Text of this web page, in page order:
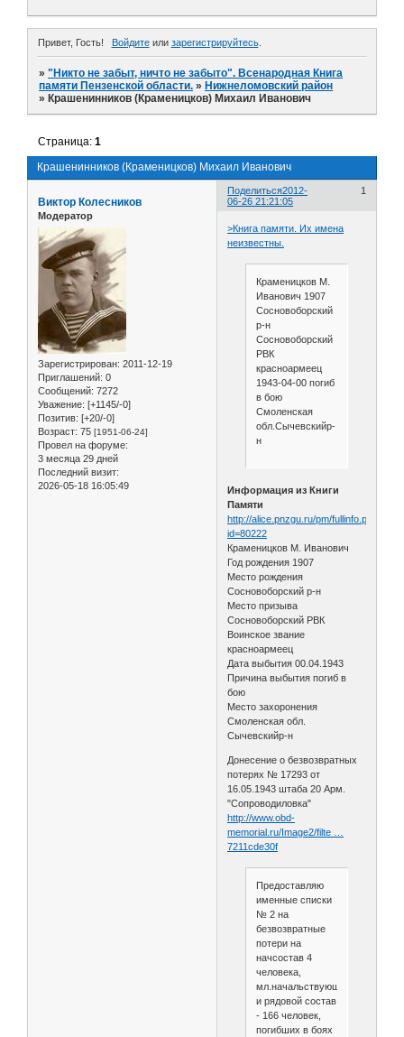
Привет, Гость! Войдитеили зарегистрируйтесь.
»"Никто не забыт, ничто не забыто". Всенародная Книга
памяти Пензенской области. » Нижнеломовский район
» Крашенинников (Краменицков) Михаил Иванович
Крашенинников (Краменицков) Михаил Иванович
Страница:1
Поделиться 1
2012-
06-26 21:21:05
Виктор Колесников
Модератор
Зарегистрирован: 2011-12-19
Приглашений: 0
Сообщений: 7272
Уважение: [+1145/-0]
Позитив: [+20/-0]
Возраст: 75 [1951-06-24]
Провел на форуме:
3 месяца 29 дней
Последний визит:
2026-05-18 16:05:49
>Книга памяти. Их имена
неизвестны.
Краменицков М.
Иванович 1907
Сосновоборский
р-н
Сосновоборский
РВК
красноармеец
1943-04-00 погиб
в бою
Смоленская
обл.Сычевскийр-
н
Информация из Книги
Памяти
http://alice.pnzgu.ru/pm/fullinfo.php?
id=80222
Краменицков М. Иванович
Год рождения 1907
Место рождения
Сосновоборский р-н
Место призыва
Сосновоборский РВК
Воинское звание
красноармеец
Дата выбытия 00.04.1943
Причина выбытия погиб в
бою
Место захоронения
Смоленская обл.
Сычевскийр-н
Донесение о безвозвратных
потерях № 17293 от
16.05.1943 штаба 20 Арм.
"Сопроводиловка"
http://www.obd-
memorial.ru/Image2/filte …
7211cde30f
Предоставляю
именные списки
№ 2 на
безвозвратные
потери на
начсостав 4
человека,
мл.начальствующий
и рядовой состав
- 166 человек,
погибших в боях